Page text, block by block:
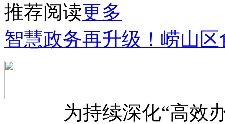
推荐阅读更多
智慧政务再升级！崂山
为持续深化“高效办